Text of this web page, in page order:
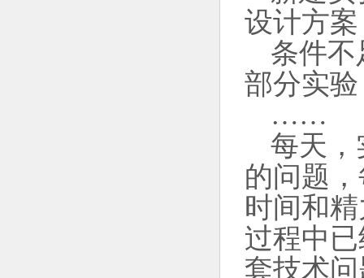
设计方
条件
部分实
……
每天，
的问题
时间和
过程中
套技术